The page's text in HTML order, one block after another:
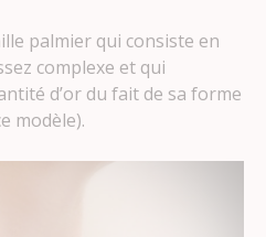
palmier qui consiste en
complexe et qui
d’or du fait de sa forme
modèle).